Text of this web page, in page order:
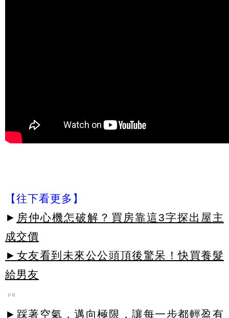
【往下看更多】
► 房仲心機怎破解？買房靠這3字探出屋主
成交價
►女友看到未來公公頭頂後驚呆！快買養髮
給男友
PR
►踩著空氣，邁向極限，讓每一步都輕盈有